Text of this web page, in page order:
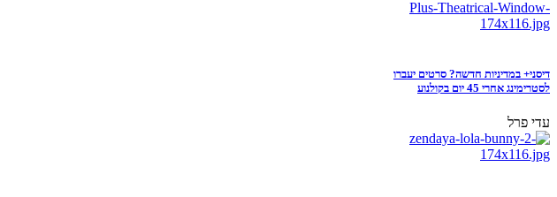
דיסני+ במדיניות חדשה? סרטים יעברו
לסטרימינג אחרי 45 יום בקולנוע
עדי פרל